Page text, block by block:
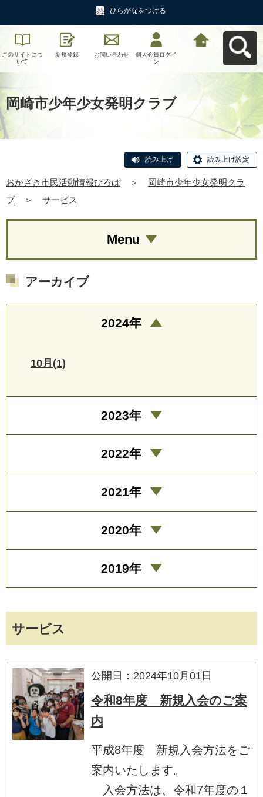
ひらがなをつける
このサイトにつ
いて
新規登録 お問い合わせ
個人会員ログイ
ン
岡崎市少年少女発明クラブ
読み上げ 読み上げ設定
おかざき市民活動情報ひろば ＞
岡崎市少年少女発明クラ
ブ
＞ サービス
サービス
公開日：2024年10月01日
令和8年度 新規入会のご案
内
平成8年度 新規入会方法をご
案内いたします。
入会方法は、令和7年度の１
Menu
アーカイブ
2024年
10月(1)
2023年
2022年
2021年
2020年
2019年